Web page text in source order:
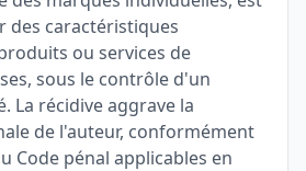
des caractéristiques
ou services de
sous le contrôle d'un
La récidive aggrave la
de l'auteur, conformément
Code pénal applicables en